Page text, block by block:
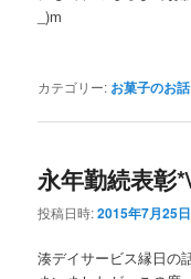
_)m
カテゴリー: お菓子のお話
永年勤続表彰
投稿日時:2015年7月25日
湊デイサービス縁日の